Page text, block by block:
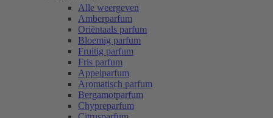
Alle weergeven
Amberparfum
Oriëntaals parfum
Bloemig parfum
Fruitig parfum
Fris parfum
Appelparfum
Aromatisch parfum
Bergamotparfum
Chypreparfum